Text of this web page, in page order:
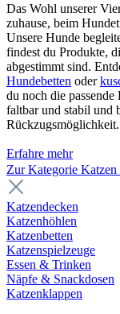
Das Wohl unserer
zuhause, beim
Unsere Hunde
findest du Produkte,
abgestimmt sind.
Hundebetten oder
du noch die
faltbar und stabil und
Rückzugsmöglichkeit.
Erfahre mehr
Zur Kategorie Katzen
Katzendecken
Katzenhöhlen
Katzenbetten
Katzenspielzeuge
Essen & Trinken
Näpfe & Snackdosen
Katzenklappen